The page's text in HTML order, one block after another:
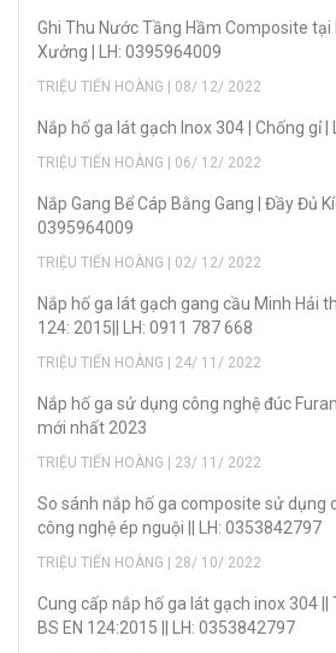
Ghi Thu Nước Tầng Hầm Composite tại
Xưởng | LH: 0395964009
TRIỆU TIẾN HOÀNG | 08/ 12/ 2022
Nắp hố ga lát gạch Inox 304 | Chống gỉ |
TRIỆU TIẾN HOÀNG | 06/ 12/ 2022
Nắp Gang Bể Cáp Bằng Gang | Đầy Đủ
0395964009
TRIỆU TIẾN HOÀNG | 02/ 12/ 2022
Nắp hố ga lát gạch gang cầu Minh Hải
124: 2015|| LH: 0911 787 668
TRIỆU TIẾN HOÀNG | 24/ 11/ 2022
Nắp hố ga sử dụng công nghệ đúc
mới nhất 2023
TRIỆU TIẾN HOÀNG | 23/ 11/ 2022
So sánh nắp hố ga composite sử dụng
công nghệ ép nguội || LH: 0353842797
TRIỆU TIẾN HOÀNG | 28/ 10/ 2022
Cung cấp nắp hố ga lát gạch inox 304 ||
BS EN 124:2015 || LH: 0353842797